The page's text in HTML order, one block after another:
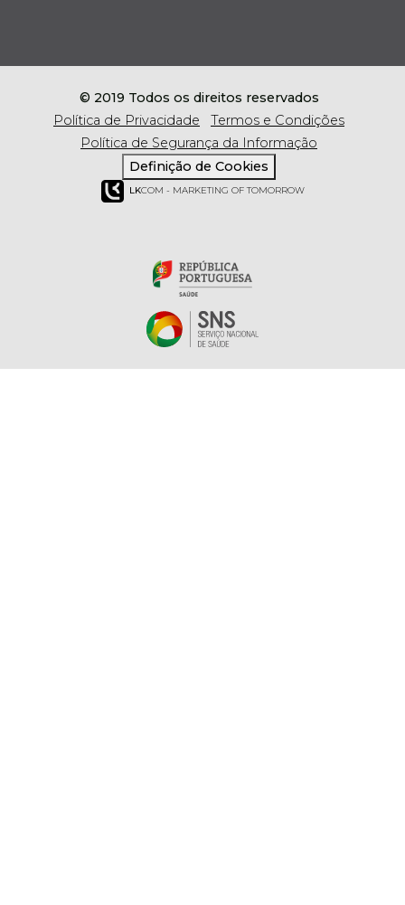
© 2019 Todos os direitos reservados
Política de Privacidade
Termos e Condições
Política de Segurança da Informação
Definição de Cookies
LKCOM - MARKETING OF TOMORROW